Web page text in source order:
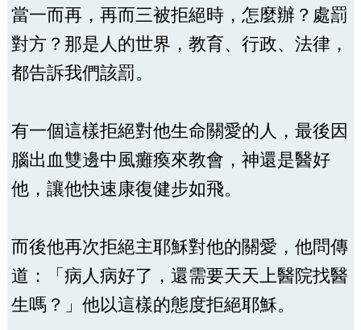
當一而再，再而三被拒絕時，怎麼辦？處罰
對方？那是人的世界，教育、行政、法律，
都告訴我們該罰。
有一個這樣拒絕對他生命關愛的人，最後因
腦出血雙邊中風癱瘓來教會，神還是醫好
他，讓他快速康復健步如飛。
而後他再次拒絕主耶穌對他的關愛，他問傳
道：「病人病好了，還需要天天上醫院找醫
生嗎？」他以這樣的態度拒絕耶穌。